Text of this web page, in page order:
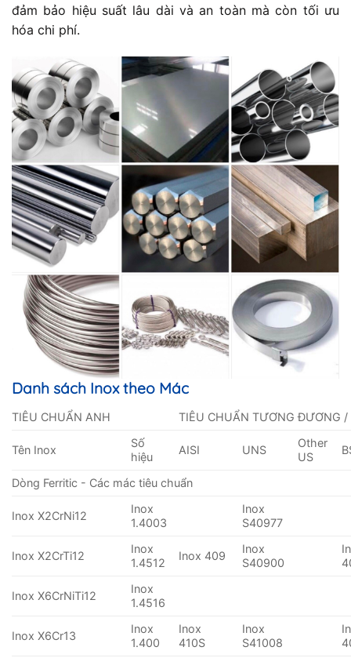
đảm bảo hiệu suất lâu dài và an toàn mà còn tối ưu
hóa chi phí.
Danh sách Inox theo Mác
TIÊU CHUẨN ANH TIÊU CHUẨN TƯƠNG ĐƯƠNG /
Tên Inox
Số
hiệu
AISI UNS
Other
US
Dòng Ferritic - Các mác tiêu chuẩn
Inox X2CrNi12
Inox
1.4003
Inox
S40977
Inox X2CrTi12
Inox
1.4512
Inox 409
Inox
S40900
Inox X6CrNiTi12
Inox
1.4516
Inox X6Cr13
Inox
1.400
Inox
410S
Inox
S41008